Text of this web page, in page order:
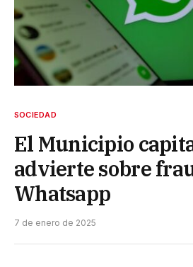
SOCIEDAD
El Municipio
advierte sobre
Whatsapp
7 de enero de 2025